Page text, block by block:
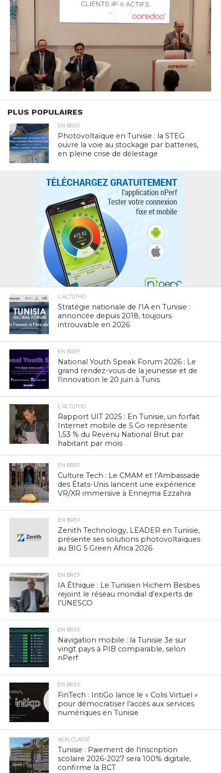
PLUS POPULAIRES
EN BREF
Photovoltaïque en Tunisie : la STEG
ouvre la voie au stockage par batteries,
en pleine crise de délestage
L'ACTUTHD
Stratégie nationale de l’IA en Tunisie :
annoncée depuis 2018, toujours
introuvable en 2026
EN BREF
National Youth Speak Forum 2026 : Le
grand rendez-vous de la jeunesse et de
l’innovation le 20 juin à Tunis
L'ACTUTHD
Rapport UIT 2025 : En Tunisie, un forfait
Internet mobile de 5 Go représente
1,53 % du Revenu National Brut par
habitant par mois
EN BREF
Culture Tech : Le CMAM et l’Ambassade
des États-Unis lancent une expérience
VR/XR immersive à Ennejma Ezzahra
EN BREF
Zenith Technology, LEADER en Tunisie,
présente ses solutions photovoltaïques
au BIG 5 Green Africa 2026
EN BREF
IA Éthique : Le Tunisien Hichem Besbes
rejoint le réseau mondial d’experts de
l’UNESCO
EN BREF
Navigation mobile : la Tunisie 3e sur
vingt pays à PIB comparable, selon
nPerf
EN BREF
FinTech : IntiGo lance le « Colis Virtuel »
pour démocratiser l’accès aux services
numériques en Tunisie
NON CLASSÉ
Tunisie : Paiement de l’inscription
scolaire 2026-2027 sera 100% digitale,
confirme la BCT